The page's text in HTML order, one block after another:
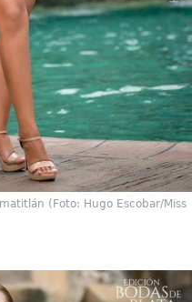
(Foto: Hugo Escobar/Miss